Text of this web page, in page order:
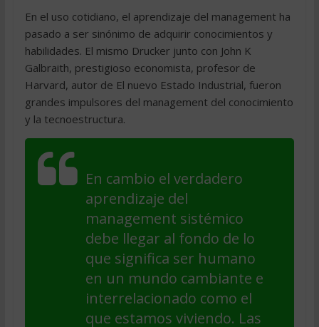
En el uso cotidiano, el aprendizaje del management ha
pasado a ser sinónimo de adquirir conocimientos y
habilidades. El mismo Drucker junto con John K
Galbraith, prestigioso economista, profesor de
Harvard, autor de El nuevo Estado Industrial, fueron
grandes impulsores del management del conocimiento
y la tecnoestructura.
En cambio el verdadero
aprendizaje del
management sistémico
debe llegar al fondo de lo
que significa ser humano
en un mundo cambiante e
interrelacionado como el
que estamos viviendo. Las